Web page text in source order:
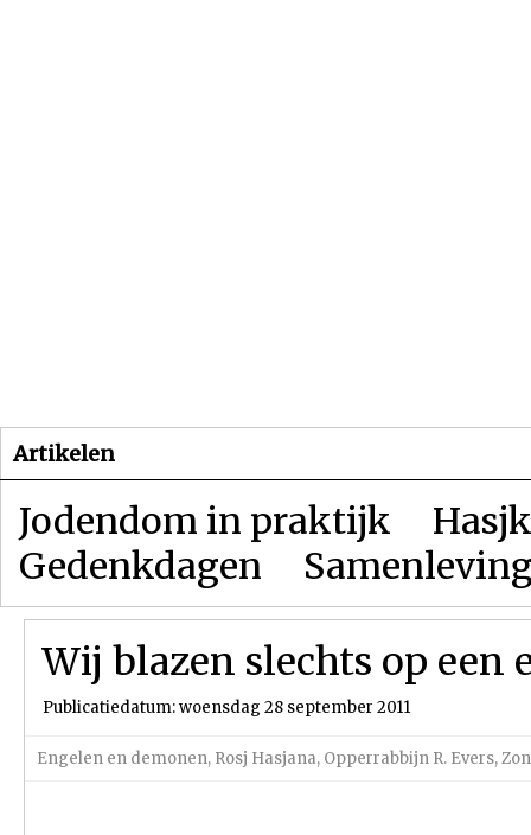
Artikelen
Jodendom in praktijk
Gedenkdagen
Wij blazen slechts op een
Publicatiedatum: woensdag 28 september 2011
Engelen en demonen, Rosj Hasjana, Opperrabbijn R. Evers,